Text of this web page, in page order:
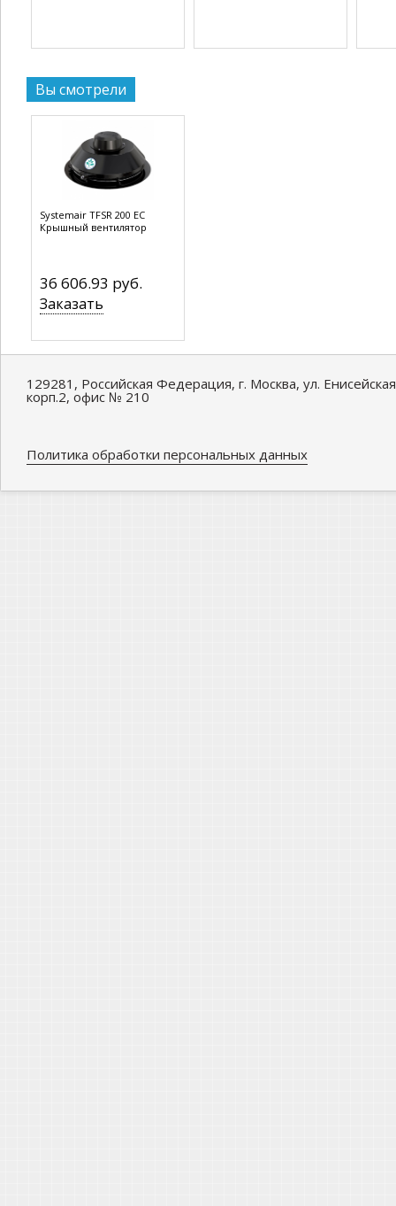
Вы смотрели
Systemair TFSR 200 EC
Крышный вентилятор
36 606.93 руб.
Заказать
129281, Российская Федерация, г. Москва, ул.
корп.2, офис № 210
Политика обработки персональных данных